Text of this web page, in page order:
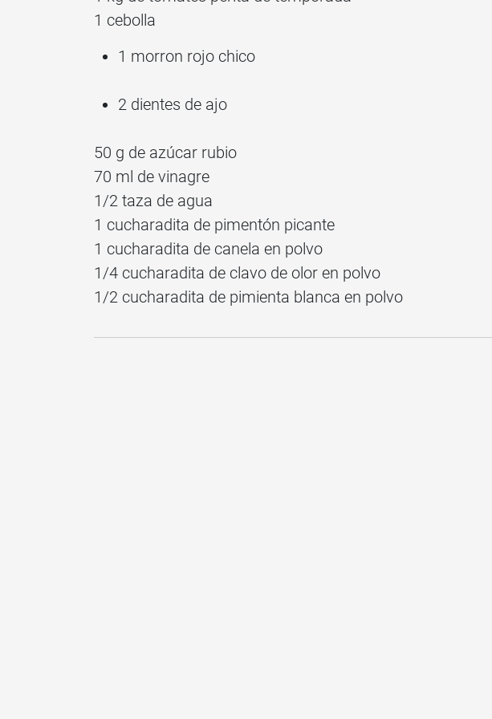
1 cebolla
1 morron rojo chico
2 dientes de ajo
50 g de azúcar rubio
70 ml de vinagre
1/2 taza de agua
1 cucharadita de pimentón picante
1 cucharadita de canela en polvo
1/4 cucharadita de clavo de olor en polvo
1/2 cucharadita de pimienta blanca en polvo